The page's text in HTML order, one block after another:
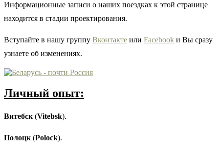
Информационные записи о наших поездках к этой странице
находится в стадии проектирования.
Вступайте в нашу группу Вконтакте или Facebook и Вы сразу
узнаете об изменениях.
Личный опыт:
Витебск (Vitebsk).
Полоцк (Polock).